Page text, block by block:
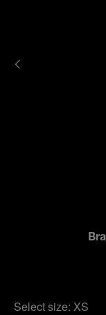
Select size: XS